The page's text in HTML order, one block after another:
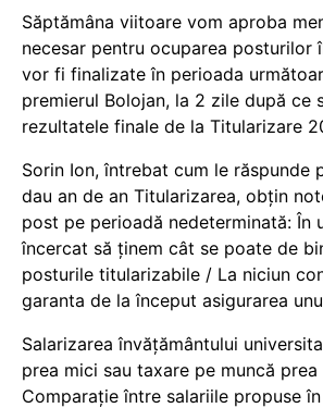
Săptămâna viitoare vom aproba
necesar pentru ocuparea posturilor
vor fi finalizate în perioada
premierul Bolojan, la 2 zile după ce
rezultatele finale de la Titularizare
Sorin Ion, întrebat cum le răspunde
dau an de an Titularizarea, obțin
post pe perioadă nedeterminată: În
încercat să ținem cât se poate de
posturile titularizabile / La niciun
garanta de la început asigurarea
Salarizarea învățământului
prea mici sau taxare pe muncă prea
Comparație între salariile propuse